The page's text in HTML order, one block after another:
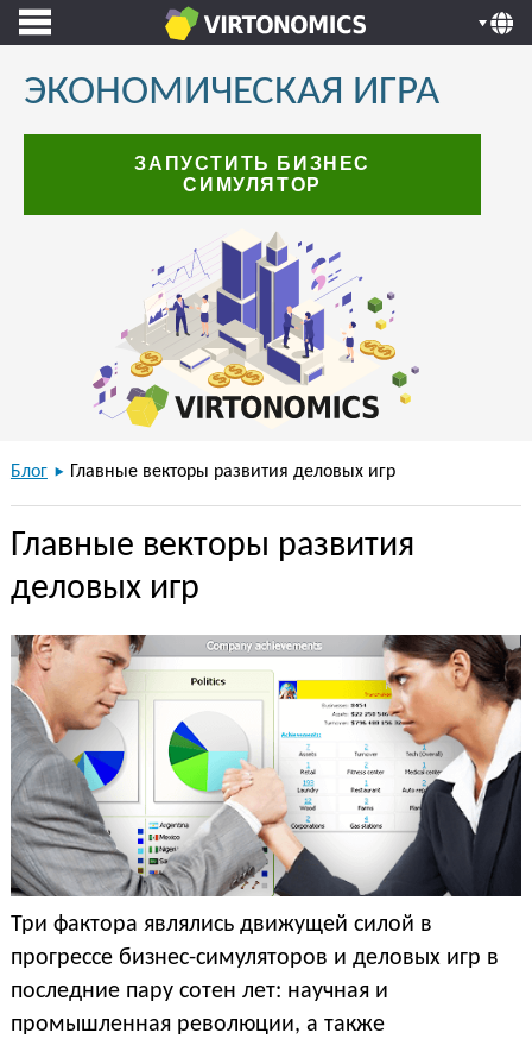
ЭКОНОМИЧЕСКАЯ ИГРА
ЗАПУСТИТЬ БИЗНЕС
СИМУЛЯТОР
Блог Главные векторы развития деловых игр
Главные векторы развития
деловых игр
Три фактора являлись движущей силой в
прогрессе бизнес-симуляторов и деловых игр в
последние пару сотен лет: научная и
промышленная революции, а также